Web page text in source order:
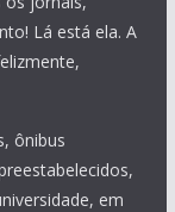
Lá está ela. A
ônibus
em